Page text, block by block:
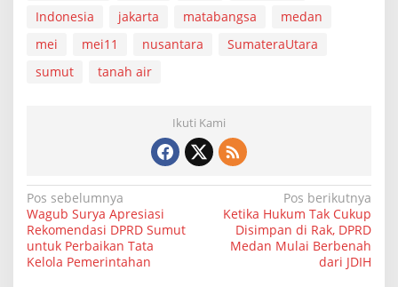
Indonesia
jakarta matabangsa
medan
mei
mei11 nusantara
SumateraUtara
sumut
tanah air
Ikuti Kami
N
a
v
Pos sebelumnya
Wagub Surya Apresiasi
Rekomendasi DPRD Sumut
untuk Perbaikan Tata
Kelola Pemerintahan
Pos berikutnya
Ketika Hukum Tak Cukup
Disimpan di Rak, DPRD
Medan Mulai Berbenah
dari JDIH